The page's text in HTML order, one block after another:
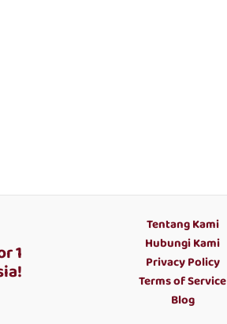
1
Tentang Kami
Hubungi Kami
Privacy Policy
Terms of Service
Blog